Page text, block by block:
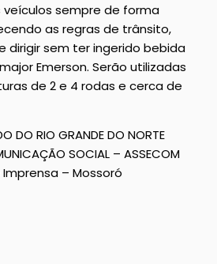
sempre de forma
as regras de trânsito,
dirigir sem ter ingerido bebida
Emerson. Serão utilizadas
de 2 e 4 rodas e cerca de
DO RIO GRANDE DO NORTE
SOCIAL – ASSECOM
– Mossoró